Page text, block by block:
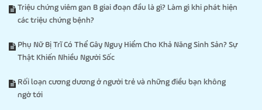
Triệu chứng viêm gan B giai đoạn đầu là gì? Làm gì khi phát hiện
các triệu chứng bệnh?
Phụ Nữ Bị Trĩ Có Thể Gây Nguy Hiểm Cho Khả Năng Sinh Sản? Sự
Thật Khiến Nhiều Người Sốc
Rối loạn cương dương ở người trẻ và những điều bạn không
ngờ tới